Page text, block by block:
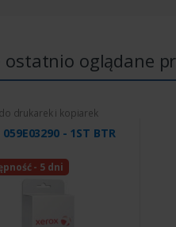
ostatnio oglądane
drukarek i kopiarek
- 1ST BTR
- 5 dni